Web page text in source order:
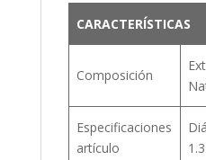
CARACTERÍSTICAS
Composición
Especificaciones
artículo